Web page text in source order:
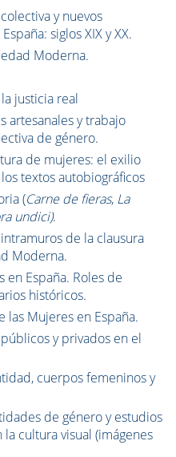
y nuevos
siglos XIX y XX.
Moderna.
justicia real
artesanales y trabajo
de género.
de mujeres: el exilio
textos autobiográficos
(Carne de fieras, La
undici).
de la clausura
Moderna.
España. Roles de
históricos.
las Mujeres en España.
y privados en el
cuerpos femeninos y
de género y estudios
cultura visual (imágenes